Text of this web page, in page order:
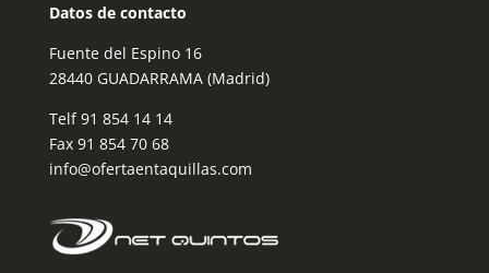
Datos de contacto
Fuente del Espino 16
28440 GUADARRAMA (Madrid)
Telf91 854 14 14
Fax 91 854 70 68
info@ofertaentaquillas.com